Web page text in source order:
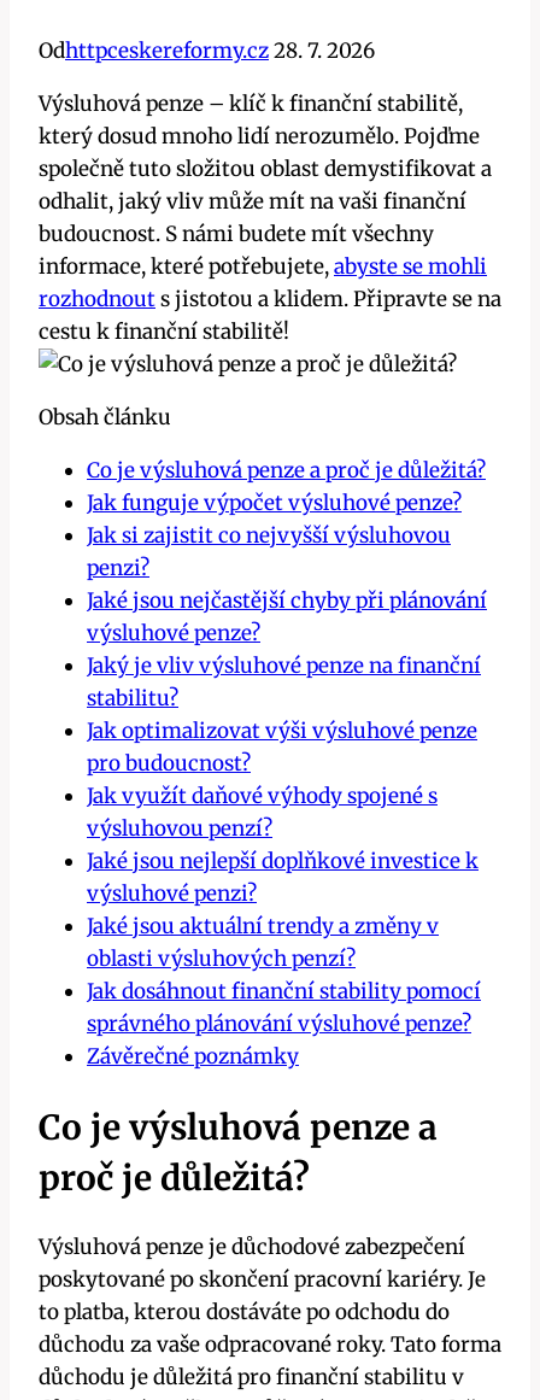
Odhttpceskereformy.cz28. 7. 2026
Výsluhová penze – klíč k finanční stabilitě,
který dosud mnoho lidí nerozumělo. Pojďme
společně tuto složitou oblast demystifikovat a
odhalit, jaký vliv může mít na vaši finanční
budoucnost. S námi budete mít všechny
informace, které potřebujete,abyste se mohli
rozhodnouts jistotou a klidem. Připravte se na
cestu k finanční stabilitě!
Obsah článku
Co je výsluhová penze a proč je důležitá?
Jak funguje výpočet výsluhové penze?
Jak si zajistit co nejvyšší výsluhovou
penzi?
Jaké jsou nejčastější chyby při plánování
výsluhové penze?
Jaký je vliv výsluhové penze na finanční
stabilitu?
Jak optimalizovat výši výsluhové penze
pro budoucnost?
Jak využít daňové výhody spojené s
výsluhovou penzí?
Jaké jsou nejlepší doplňkové investice k
výsluhové penzi?
Jaké jsou aktuální trendy a změny v
oblasti výsluhových penzí?
Jak dosáhnout finanční stability pomocí
správného plánování výsluhové penze?
Závěrečné poznámky
Co je výsluhová penze a
proč je důležitá?
Výsluhová penze je důchodové zabezpečení
poskytované po skončení pracovní kariéry. Je
to platba, kterou dostáváte po odchodu do
důchodu za vaše odpracované roky. Tato forma
důchodu je důležitá pro finanční stabilitu v